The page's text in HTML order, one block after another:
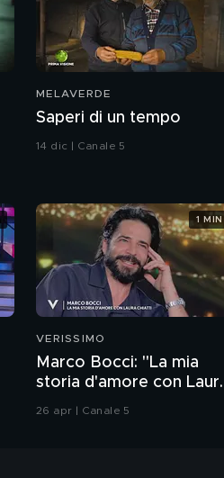
MELAVERDE
Saperi di un tempo
14 dic | Canale 5
VERISSIMO
Marco Bocci: "La mia
storia d'amore con
Chiatti"
26 apr | Canale 5
1 MIN